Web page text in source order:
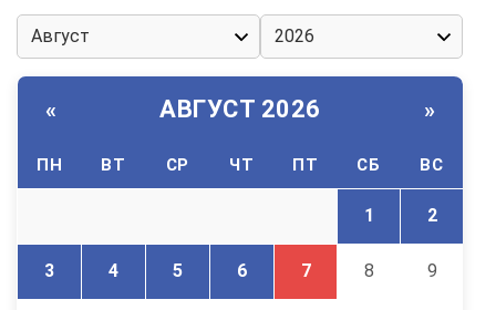
« АВГУСТ 2026 »
ПН ВТ СР ЧТ ПТ СБ ВС
1 2
3 4 5 6 7 8 9